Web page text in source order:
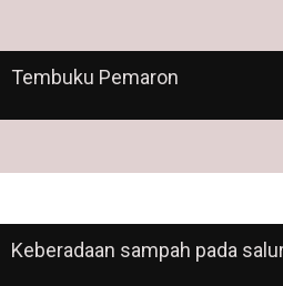
Tembuku Pemaron
Keberadaan sampah pada